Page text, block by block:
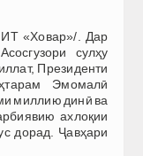
«Ховар»/. Дар
сулҳу
Президенти
Эмомалӣ
миллию динӣ ва
ахлоқии
дорад. Ҷавҳа­ри